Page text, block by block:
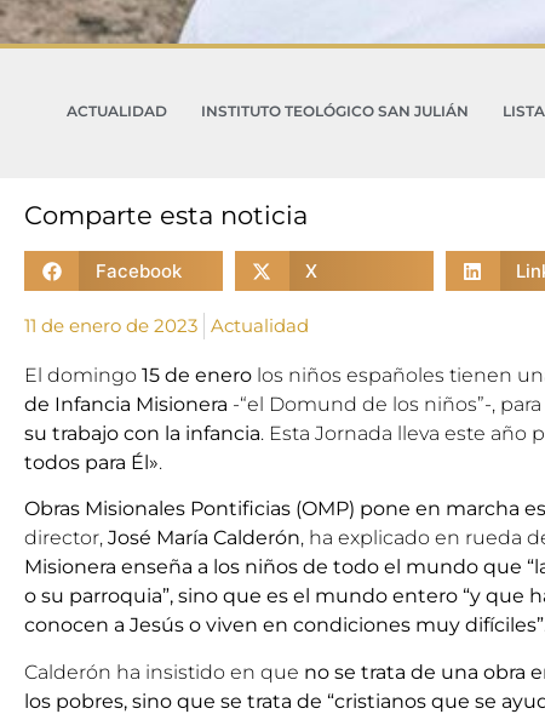
ACTUALIDAD INSTITUTO TEOLÓGICO SAN JULIÁN
Comparte esta noticia
Facebook X
11 de enero de 2023 Actualidad
El domingo 15 de enero los niños españoles tienen
de Infancia Misionera -“el Domund de los niños”-, para
su trabajo con la infancia. Esta Jornada lleva este año
todos para Él».
Obras Misionales Pontificias (OMP) pone en marcha
director, José María Calderón, ha explicado en rueda
Misionera enseña a los niños de todo el mundo que
o su parroquia”, sino que es el mundo entero “y que
conocen a Jesús o viven en condiciones muy
Calderón ha insistido en que no se trata de una obra
los pobres, sino que se trata de “cristianos que se